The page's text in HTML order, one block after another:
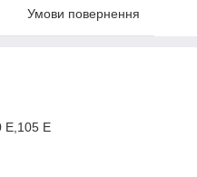
Умови повернення
Е,105 Е